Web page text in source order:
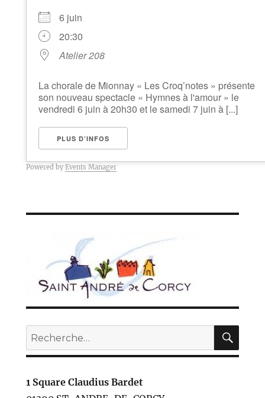
6 juin
20:30
Atelier 208
La chorale de Mionnay « Les Croq’notes » présente
son nouveau spectacle « Hymnes à l'amour » le
vendredi 6 juin à 20h30 et le samedi 7 juin à [...]
PLUS D’INFOS
Powered byEvents Manager
Recherche
pour :
1 Square Claudius Bardet